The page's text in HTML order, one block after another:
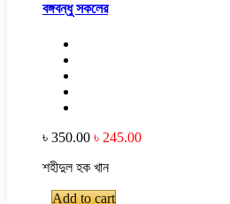
বঙ্গবন্ধু সকলের
৳ 350.00 ৳ 245.00
শহীদুল হক খান
Add to cart